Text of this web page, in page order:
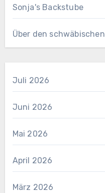
Sonja's Backstube
Über den
Juli 2026
Juni 2026
Mai 2026
April 2026
März 2026